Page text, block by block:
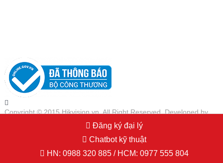
Copyright © 2015 Hikvision.vn. All Right Reserved. Developed by
Đăng ký đại lý
Chatbot kỹ thuật
HN: 0988 320 885 / HCM: 0977 555 804